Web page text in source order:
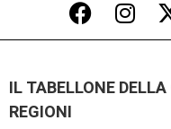
IL TABELLONE
REGIONI